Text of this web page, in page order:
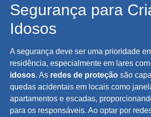
Segurança para
Idosos
A segurança deve ser uma prioridade
residência, especialmente em lares com
idosos. As redes de proteção são
quedas acidentais em locais como
apartamentos e escadas,
para os responsáveis. Ao optar por